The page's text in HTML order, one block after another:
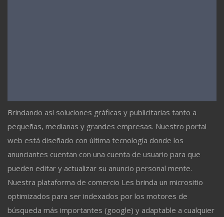
Brindando así soluciones gráficas y publicitarias tanto a
pequeñas, medianas y grandes empresas. Nuestro portal
web está diseñado con última tecnología donde los
anunciantes cuentan con una cuenta de usuario para que
pueden editar y actualizar su anuncio personal mente.
Nuestra plataforma de comercio Les brinda un micrositio
optimizados para ser indexados por los motores de
búsqueda más importantes (google) y adaptable a cualquier